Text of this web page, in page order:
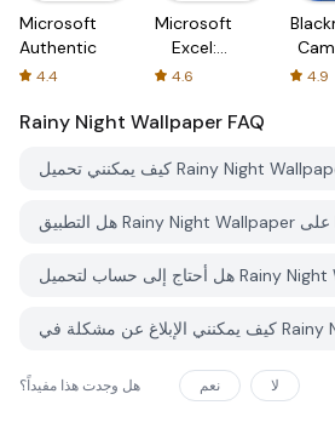
Microsoft
Authenticator
4.4
Microsoft
Excel:
Spreadsheets
4.6 4.9
Rainy Night Wallpaper FAQ
هل وجدت هذا مفيداً؟ نعم لا